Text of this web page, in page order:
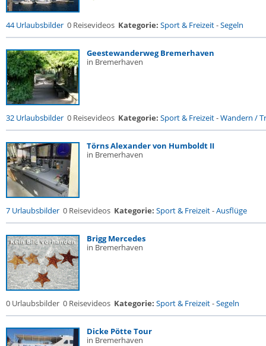
44 Urlaubsbilder 0 Reisevideos Kategorie: Sport & Freizeit-Segeln
Geestewanderweg Bremerhaven
in Bremerhaven
32 Urlaubsbilder 0 Reisevideos Kategorie: Sport & Freizeit-Wandern /
Törns Alexander von Humboldt II
in Bremerhaven
7 Urlaubsbilder 0 Reisevideos Kategorie: Sport & Freizeit-Ausflüge
Brigg Mercedes
in Bremerhaven
0 Urlaubsbilder 0 Reisevideos Kategorie: Sport & Freizeit-Segeln
Dicke Pötte Tour
in Bremerhaven